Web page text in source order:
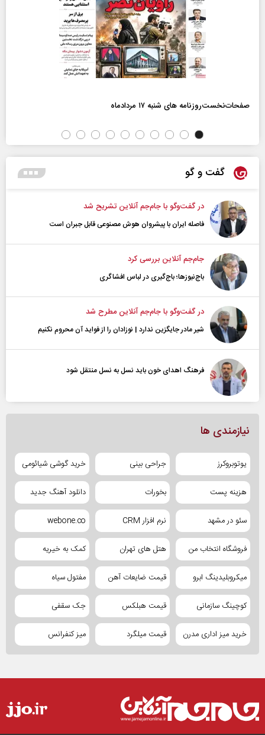
صفحات‌نخست‌روزنامه ها‌ی شنبه ۱۷ مردادماه
گفت و گو
در گفت‌و‌گو با جام‌جم آنلاین تشریح شد
فاصله ایران با پیشرو‌ان هوش مصنوعی قابل جبران است
جام‌جم آنلاین بررسی کرد
باج‌نیوزها؛ باج‌گیری در لباس افشاگری
در گفت‌و‌گو با جام‌جم آنلاین مطرح شد
شیر مادر جایگزین ندارد | نوزادان را از فواید آن محروم نکنیم
فرهنگ اهدای خون باید نسل به نسل منتقل شود
نیازمندی ها
یوتوبروکرز جراحی بینی خرید گوشی شیائومی
هزینه پست بخورات دانلود آهنگ جدید
سئو در مشهد نرم افزار CRM webone.co
فروشگاه انتخاب من هتل های تهران کمک به خیریه
میکروبلیدینگ ابرو قیمت ضایعات آهن مفتول سیاه
کوچینگ سازمانی قیمت هبلکس جک سقفی
خرید میز اداری مدرن قیمت میلگرد میز کنفرانس